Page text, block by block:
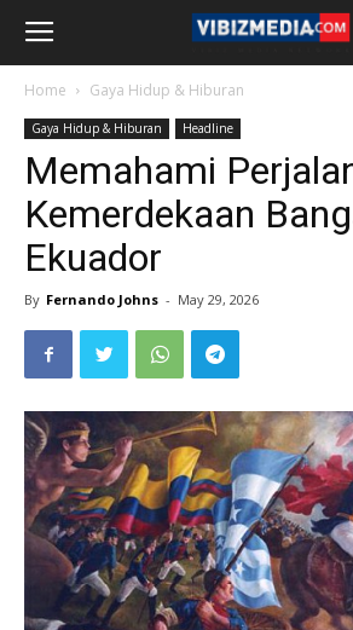
Home Gaya Hidup & Hiburan
Gaya Hidup & Hiburan Headline
Memahami
Kemerdekaan
Ekuador
By Fernando Johns - May 29, 2026